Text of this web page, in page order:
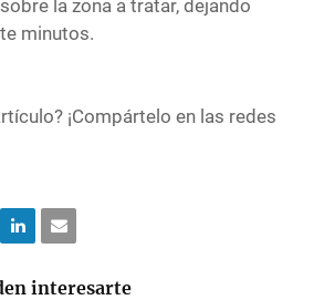
la zona a tratar, dejando
minutos.
¡Compártelo en las redes
interesarte